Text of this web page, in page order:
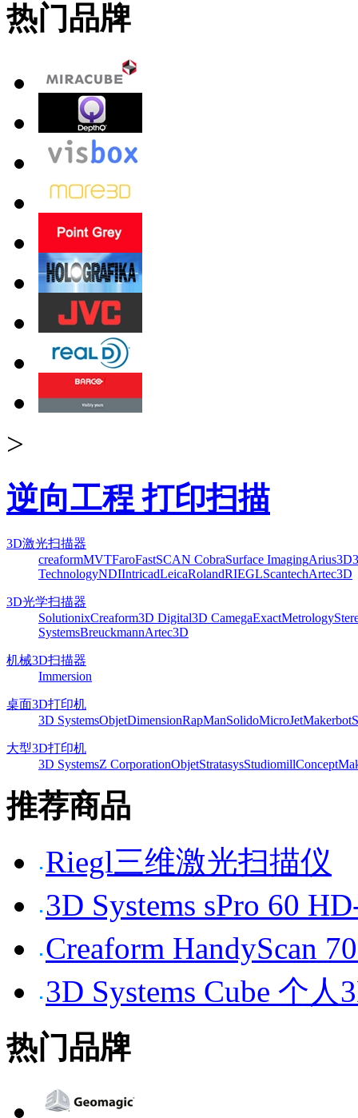
热门品牌
>
逆向工程 打印扫描
3D激光扫描器
creaformMVTFaroFastSCAN CobraSurface ImagingArius3D
TechnologyNDIIntricadLeicaRolandRIEGLScantechArtec3D
3D光学扫描器
SolutionixCreaform3D Digital3D CamegaExactMetrology
SystemsBreuckmannArtec3D
机械3D扫描器
Immersion
桌面3D打印机
3D SystemsObjetDimensionRapManSolidoMicroJetMakerbot
大型3D打印机
3D SystemsZ CorporationObjetStratasysStudiomillConcept
推荐商品
Riegl三维激光扫描仪
3D Systems sPro 60
Creaform HandyScan
3D Systems Cube 个人
热门品牌